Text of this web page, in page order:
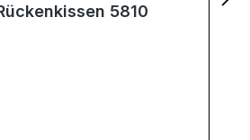
5810